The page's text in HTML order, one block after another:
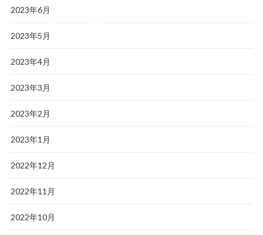
2023年6月
2023年5月
2023年4月
2023年3月
2023年2月
2023年1月
2022年12月
2022年11月
2022年10月